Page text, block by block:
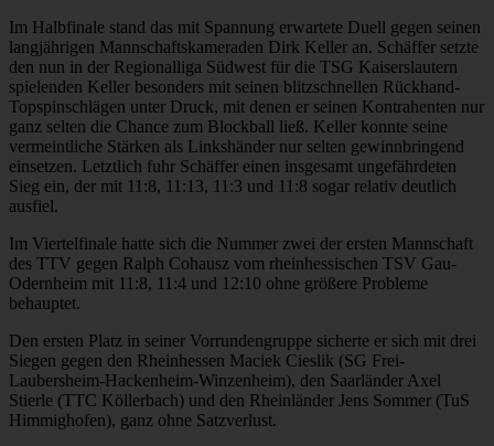
Im Halbfinale stand das mit Spannung erwartete Duell gegen seinen
langjährigen Mannschaftskameraden Dirk Keller an. Schäffer setzte
den nun in der Regionalliga Südwest für die TSG Kaiserslautern
spielenden Keller besonders mit seinen blitzschnellen Rückhand-
Topspinschlägen unter Druck, mit denen er seinen Kontrahenten nur
ganz selten die Chance zum Blockball ließ. Keller konnte seine
vermeintliche Stärken als Linkshänder nur selten gewinnbringend
einsetzen. Letztlich fuhr Schäffer einen insgesamt ungefährdeten
Sieg ein, der mit 11:8, 11:13, 11:3 und 11:8 sogar relativ deutlich
ausfiel.
Im Viertelfinale hatte sich die Nummer zwei der ersten Mannschaft
des TTV gegen Ralph Cohausz vom rheinhessischen TSV Gau-
Odernheim mit 11:8, 11:4 und 12:10 ohne größere Probleme
behauptet.
Den ersten Platz in seiner Vorrundengruppe sicherte er sich mit drei
Siegen gegen den Rheinhessen Maciek Cieslik (SG Frei-
Laubersheim-Hackenheim-Winzenheim), den Saarländer Axel
Stierle (TTC Köllerbach) und den Rheinländer Jens Sommer (TuS
Himmighofen), ganz ohne Satzverlust.